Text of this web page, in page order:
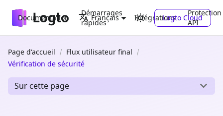
Documentation
Démarrages
rapides
Intégrations
Protection
API
Français Logto Cloud
Page d'accueil
Flux utilisateur final
Vérification de sécurité
Sur cette page